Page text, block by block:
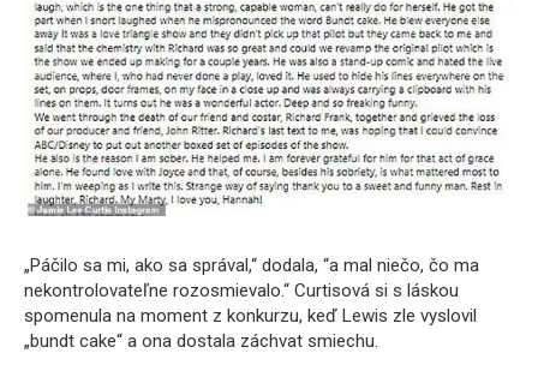
„Páčilo sa mi, ako sa správal,“ dodala, “a mal niečo, čo ma
nekontrolovateľne rozosmievalo.“ Curtisová si s láskou
spomenula na moment z konkurzu, keď Lewis zle vyslovil
„bundt cake“ a ona dostala záchvat smiechu.